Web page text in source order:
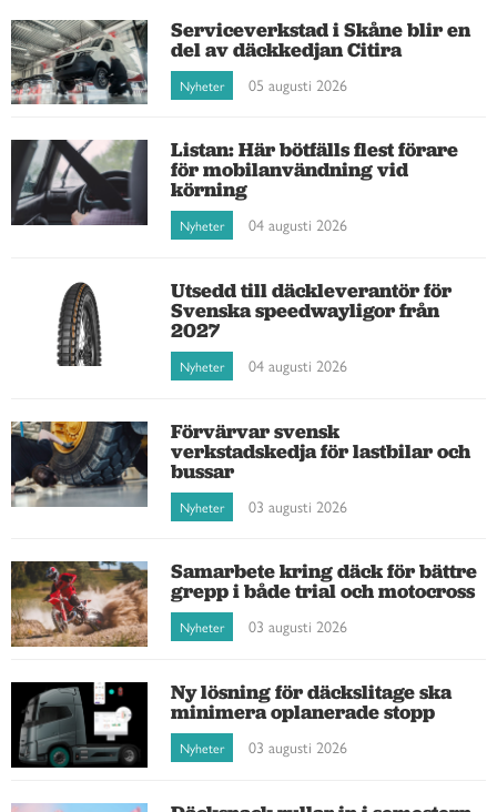
Serviceverkstad i Skåne blir en
del av däckkedjan Citira
Nyheter 05 augusti 2026
Listan: Här bötfälls flest förare
för mobilanvändning vid
körning
Nyheter 04 augusti 2026
Utsedd till däckleverantör för
Svenska speedwayligor från
2027
Nyheter 04 augusti 2026
Förvärvar svensk
verkstadskedja för lastbilar och
bussar
Nyheter 03 augusti 2026
Samarbete kring däck för bättre
grepp i både trial och motocross
Nyheter 03 augusti 2026
Ny lösning för däckslitage ska
minimera oplanerade stopp
Nyheter 03 augusti 2026